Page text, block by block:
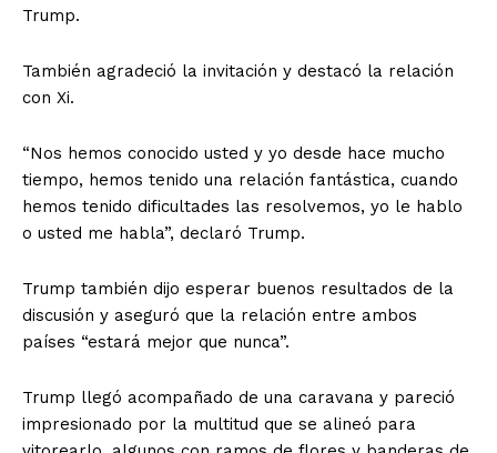
Trump.
También agradeció la invitación y destacó la relación
con Xi.
“Nos hemos conocido usted y yo desde hace mucho
tiempo, hemos tenido una relación fantástica, cuando
hemos tenido dificultades las resolvemos, yo le hablo
o usted me habla”, declaró Trump.
Trump también dijo esperar buenos resultados de la
discusión y aseguró que la relación entre ambos
países “estará mejor que nunca”.
Trump llegó acompañado de una caravana y pareció
impresionado por la multitud que se alineó para